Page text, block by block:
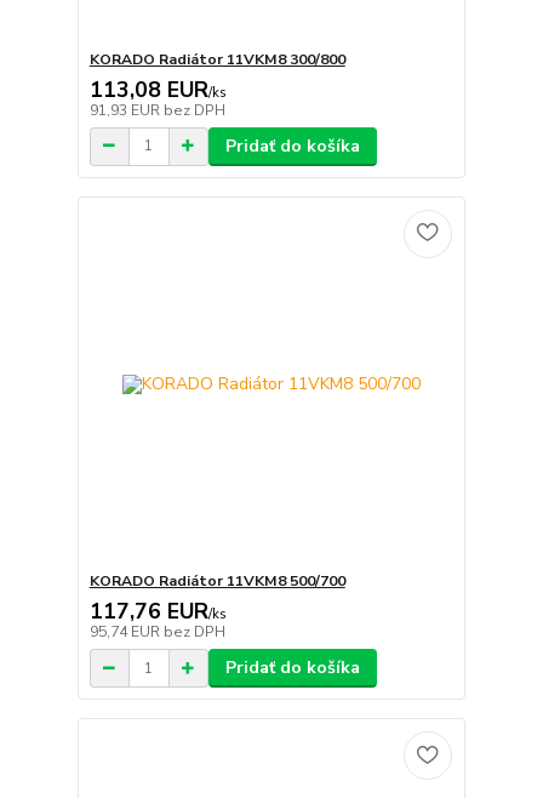
KORADO Radiátor 11VKM8 300/800
113,08 EUR/ks
91,93 EUR bez DPH
Pridať do košíka
KORADO Radiátor 11VKM8 500/700
117,76 EUR/ks
95,74 EUR bez DPH
Pridať do košíka